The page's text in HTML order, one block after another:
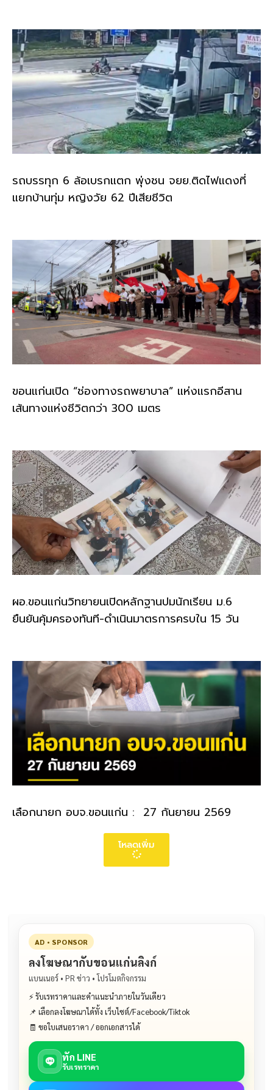
k
รถบรรทุก 6 ล้อเบรกแตก พุ่งชน จยย.ติดไฟแดงที่
แยกบ้านทุ่ม หญิงวัย 62 ปีเสียชีวิต
ขอนแก่นเปิด “ช่องทางรถพยาบาล” แห่งแรกอีสาน
เส้นทางแห่งชีวิตกว่า 300 เมตร
ผอ.ขอนแก่นวิทยายนเปิดหลักฐานปมนักเรียน ม.6
ยืนยันคุ้มครองทันที-ดำเนินมาตรการครบใน 15 วัน
เลือกนายก อบจ.ขอนแก่น : 27 กันยายน 2569
โหลดเพิ่ม
AD • SPONSOR
ลงโฆษณากับขอนแก่นลิงก์
แบนเนอร์ • PR ข่าว • โปรโมตกิจกรรม
⚡ รับเรทราคาและคำแนะนำภายในวันเดียว
📌 เลือกลงโฆษณาได้ทั้ง เว็บไซต์/Facebook/Tiktok
🧾 ขอใบเสนอราคา / ออกเอกสารได้
ทัก LINE
รับเรทราคา